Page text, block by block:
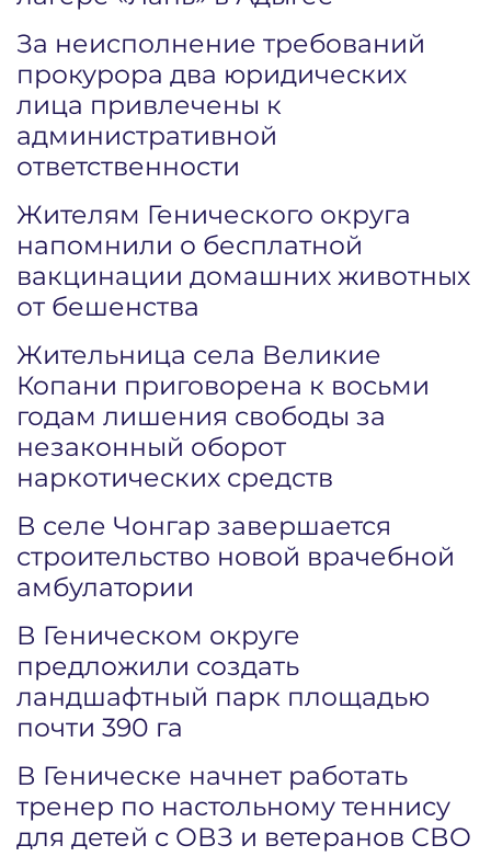
За неисполнение требований
прокурора два юридических
лица привлечены к
административной
ответственности
Жителям Генического округа
напомнили о бесплатной
вакцинации домашних животных
от бешенства
Жительница села Великие
Копани приговорена к восьми
годам лишения свободы за
незаконный оборот
наркотических средств
В селе Чонгар завершается
строительство новой врачебной
амбулатории
В Геническом округе
предложили создать
ландшафтный парк площадью
почти 390 га
В Геническе начнет работать
тренер по настольному теннису
для детей с ОВЗ и ветеранов СВО